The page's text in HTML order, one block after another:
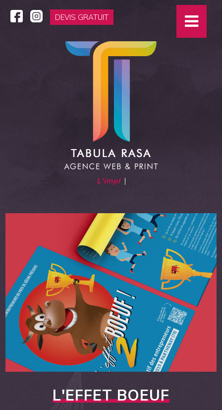
DEVIS GRATUIT
L'impliquée
L'EFFET BOEUF